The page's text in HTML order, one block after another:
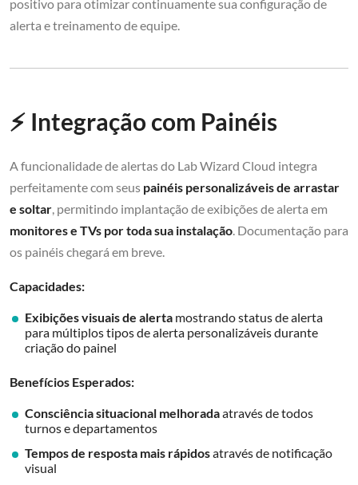
positivo para otimizar continuamente sua configuração de
alerta e treinamento de equipe.
⚡ Integração com Painéis
A funcionalidade de alertas do Lab Wizard Cloud integra
perfeitamente com seus painéis personalizáveis de arrastar
e soltar, permitindo implantação de exibições de alerta em
monitores e TVs por toda sua instalação. Documentação para
os painéis chegará em breve.
Capacidades:
Exibições visuais de alerta mostrando status de alerta
para múltiplos tipos de alerta personalizáveis durante
criação do painel
Benefícios Esperados:
Consciência situacional melhoradaatravés de todos
turnos e departamentos
Tempos de resposta mais rápidosatravés de notificação
visual